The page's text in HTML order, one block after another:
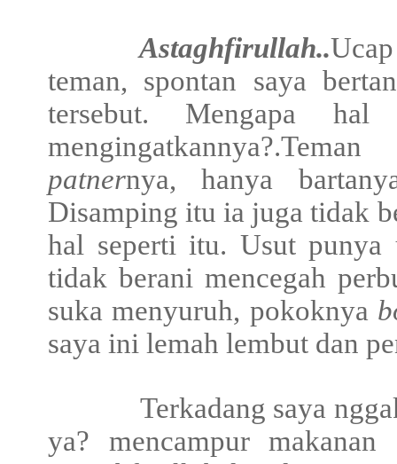
Astaghfirullah..
teman, spontan saya
tersebut. Mengapa
patnernya, hanya
Disamping itu ia juga tidak
hal seperti itu. Usut punya
tidak berani mencegah
suka menyuruh, pokoknya
saya ini lemah lembut dan
Terkadang saya
ya? mencampur